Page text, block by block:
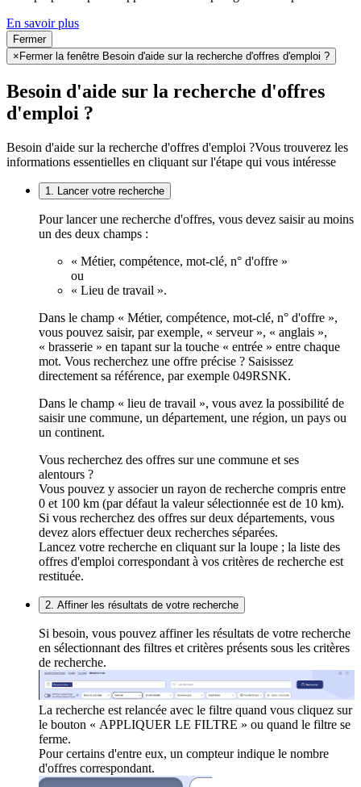
En savoir plus
Fermer
× Fermer la fenêtre Besoin d'aide sur la recherche d'offres d'emploi ?
Besoin d'aide sur la recherche d'offres
d'emploi ?
Besoin d'aide sur la recherche d'offres d'emploi ?Vous trouverez les
informations essentielles en cliquant sur l'étape qui vous intéresse
1. Lancer votre recherche
Pour lancer une recherche d'offres, vous devez saisir au moins
un des deux champs :
« Métier, compétence, mot-clé, n° d'offre »
ou
« Lieu de travail ».
Dans le champ « Métier, compétence, mot-clé, n° d'offre »,
vous pouvez saisir, par exemple, « serveur », « anglais »,
« brasserie » en tapant sur la touche « entrée » entre chaque
mot. Vous recherchez une offre précise ? Saisissez
directement sa référence, par exemple 049RSNK.
Dans le champ « lieu de travail », vous avez la possibilité de
saisir une commune, un département, une région, un pays ou
un continent.
Vous recherchez des offres sur une commune et ses
alentours ?
Vous pouvez y associer un rayon de recherche compris entre
0 et 100 km (par défaut la valeur sélectionnée est de 10 km).
Si vous recherchez des offres sur deux départements, vous
devez alors effectuer deux recherches séparées.
Lancez votre recherche en cliquant sur la loupe ; la liste des
offres d'emploi correspondant à vos critères de recherche est
restituée.
2. Affiner les résultats de votre recherche
Si besoin, vous pouvez affiner les résultats de votre recherche
en sélectionnant des filtres et critères présents sous les critères
de recherche.
La recherche est relancée avec le filtre quand vous cliquez sur
le bouton « APPLIQUER LE FILTRE » ou quand le filtre se
ferme.
Pour certains d'entre eux, un compteur indique le nombre
d'offres correspondant.